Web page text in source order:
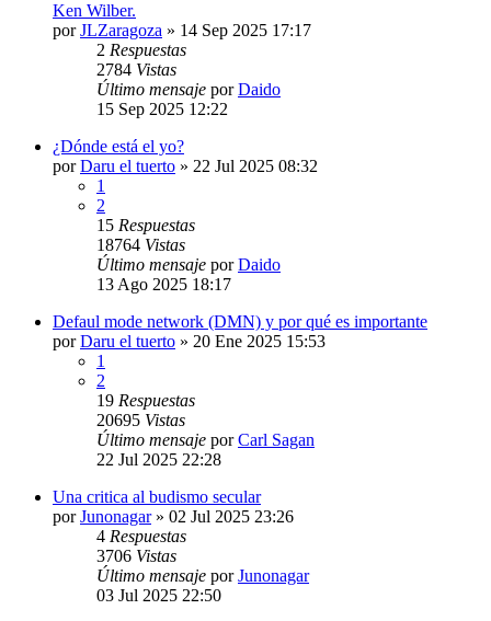
Ken Wilber.
porJLZaragoza » 14 Sep 2025 17:17
2 Respuestas
2784 Vistas
Último mensaje porDaido
15 Sep 2025 12:22
¿Dónde está el yo?
porDaru el tuerto » 22 Jul 2025 08:32
1
2
15 Respuestas
18764 Vistas
Último mensaje porDaido
13 Ago 2025 18:17
Defaul mode network (DMN) y por qué es importante
porDaru el tuerto » 20 Ene 2025 15:53
1
2
19 Respuestas
20695 Vistas
Último mensaje porCarl Sagan
22 Jul 2025 22:28
Una critica al budismo secular
porJunonagar» 02 Jul 2025 23:26
4 Respuestas
3706 Vistas
Último mensaje porJunonagar
03 Jul 2025 22:50